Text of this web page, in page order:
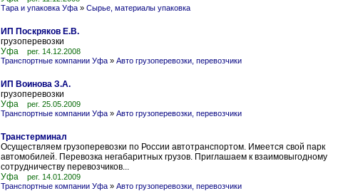
Тара и упаковка Уфа » Сырье, материалы упаковка
ИП Поскряков Е.В.
грузоперевозки
Уфа
рег. 14.12.2008
Транспортные компании Уфа » Авто грузоперевозки, перевозчики
ИП Воинова З.А.
грузоперевозки
Уфа
рег. 25.05.2009
Транспортные компании Уфа » Авто грузоперевозки, перевозчики
Транстерминал
Осуществляем грузоперевозки по России автотранспортом. Имеется свой парк
автомобилей. Перевозка негабаритных грузов. Приглашаем к взаимовыгодному
сотрудничеству перевозчиков...
Уфа
рег. 14.01.2009
Транспортные компании Уфа » Авто грузоперевозки, перевозчики